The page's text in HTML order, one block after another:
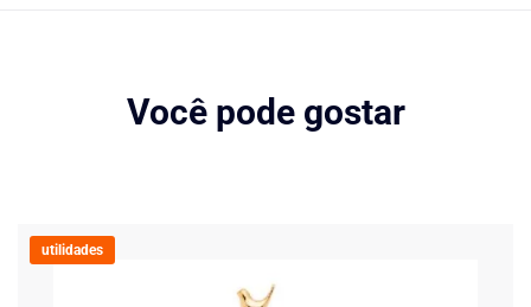
Você pode gostar
utilidades